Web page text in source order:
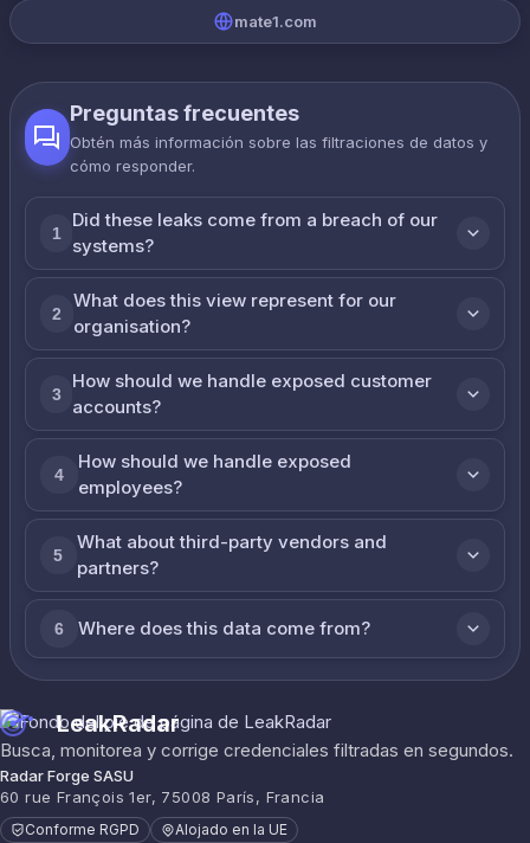
mate1.com
Preguntas frecuentes
Obtén más información sobre las filtraciones de datos y
cómo responder.
1
Did these leaks come from a breach of our
systems?
2
What does this view represent for our
organisation?
3
How should we handle exposed customer
accounts?
4
How should we handle exposed
employees?
5
What about third-party vendors and
partners?
6 Where does this data come from?
LeakRadar
Busca, monitorea y corrige credenciales filtradas en segundos.
Radar Forge SASU
60 rue François 1er, 75008 París, Francia
Conforme RGPD Alojado en la UE